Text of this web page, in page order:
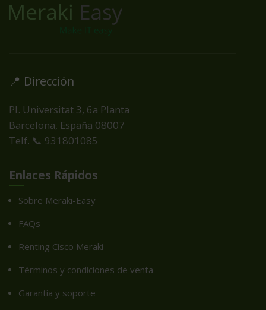
📍 Dirección
Pl. Universitat 3, 6a Planta
Barcelona, España 08007
Telf. 📞 931801085
Enlaces Rápidos
Sobre Meraki-Easy
FAQs
Renting Cisco Meraki
Términos y condiciones de venta
Garantía y soporte